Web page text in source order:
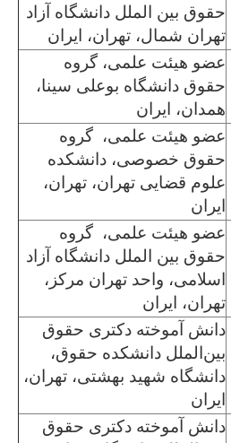
حقوق بین الملل دانشگاه آزاد
تهران شمال، تهران، ایران
عضو هیئت علمی، گروه
حقوق دانشگاه بوعلی سینا،
همدان، ایران
عضو هیئت علمی، گروه
حقوق خصوصی، دانشکده
علوم قضایی تهران، تهران،
ایران
عضو هیئت علمی، گروه
حقوق بین الملل دانشگاه آزاد
اسلامی، واحد تهران مرکز،
تهران، ایران
دانش آموخته دکتری حقوق
بین‌الملل دانشکده حقوق،
دانشگاه شهید بهشتی، تهران،
ایران
دانش آموخته دکتری حقوق